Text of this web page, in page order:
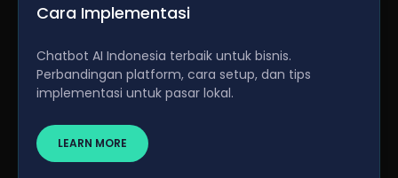
Cara Implementasi
Chatbot AI Indonesia terbaik untuk bisnis.
Perbandingan platform, cara setup, dan tips
implementasi untuk pasar lokal.
LEARN MORE